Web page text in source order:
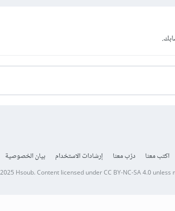
اكتب معنا درّب معنا إرشادات الاستخدام بيان الخصوصية
Hsoub.Content licensed underCC BY-NC-SA 4.0unless